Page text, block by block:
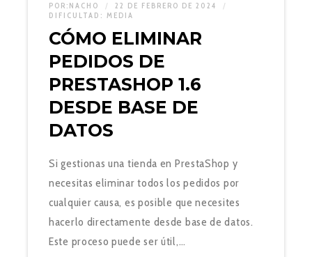
POR: NACHO
22 DE FEBRERO DE 2024
DIFICULTAD: MEDIA
CÓMO ELIMINAR
PEDIDOS DE
PRESTASHOP 1.6
DESDE BASE DE
DATOS
Si gestionas una tienda en PrestaShop y
necesitas eliminar todos los pedidos por
cualquier causa, es posible que necesites
hacerlo directamente desde base de datos.
Este proceso puede ser útil,…